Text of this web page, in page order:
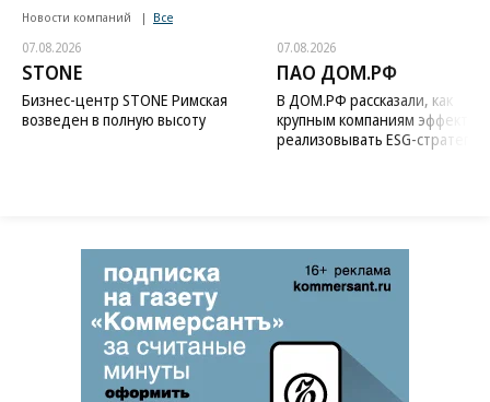
Новости компаний Все
07.08.2026
STONE
Бизнес-центр STONE Римская
возведен в полную высоту
07.08.2026
ПАО ДОМ.РФ
В ДОМ.РФ рассказали, как
крупным компаниям
реализовывать ESG-стратегию